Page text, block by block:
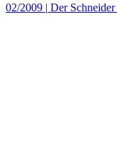
02/2009 | Der Schneider